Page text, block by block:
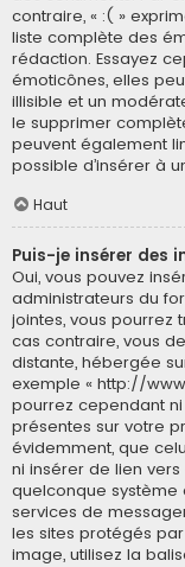
contraire, « :( »
liste complète des
rédaction. Essayez
émoticônes, elles
illisible et un
le supprimer
peuvent également
possible d’insérer à
Haut
Puis-je insérer des
Oui, vous pouvez
administrateurs du
jointes, vous pourrez
cas contraire, vous
distante, hébergée
exemple « http://
pourrez cependant
présentes sur votre
évidemment, que
ni insérer de lien
quelconque système
services de
les sites protégés
image, utilisez la